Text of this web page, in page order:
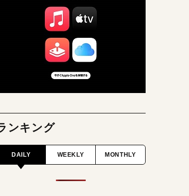
ンキング
DAILY WEEKLY MONTHLY